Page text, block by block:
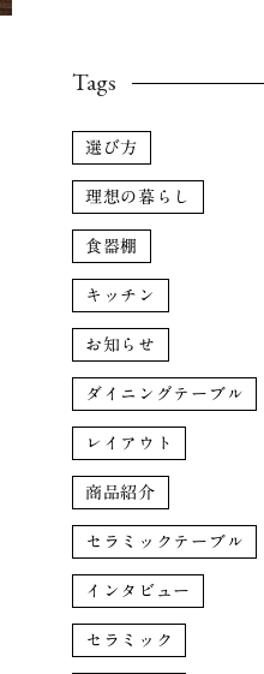
Tags
選び方
理想の暮らし
食器棚
キッチン
お知らせ
ダイニングテーブル
レイアウト
商品紹介
セラミックテーブル
インタビュー
セラミック